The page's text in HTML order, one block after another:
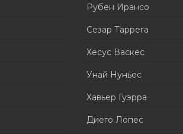
Рубен Ирансо
Сезар Таррега
Хесус Васкес
Унай Нуньес
Хавьер Гуэрра
Диего Лопес